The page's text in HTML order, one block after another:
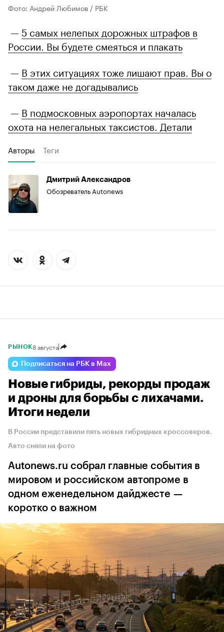
Фото: Андрей Любимов / РБК
— 5 самых нелепых дорожных штрафов в
России. Вы будете смеяться и плакать
— В этих ситуациях тоже лишают прав. Вы о
таком даже не догадывались
— В подмосковных аэропортах началась
охота на нелегальных таксистов. Детали
Авторы Теги
Дмитрий Александров
Обозреватель Autonews
РЫНОК8 августа
Подписаться на РБК в Max
Новые гибриды, рекорды продаж
и дроны для борьбы с лихачами.
Итоги недели
В России представили пять новых гибридных кроссоверов.
Авто сняли на фото
Autonews.ru собрал главные события в
мировом и российском автопроме в
одном еженедельном дайджесте —
коротко о важном